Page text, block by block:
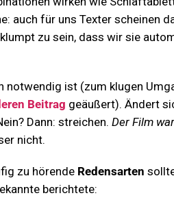
auch für uns Texter scheinen
zu sein, dass wir sie
notwendig ist (zum klugen
Beitrag geäußert). Ändert
Dann: streichen. Der Film
nicht.
zu hörende Redensarten
berichtete: